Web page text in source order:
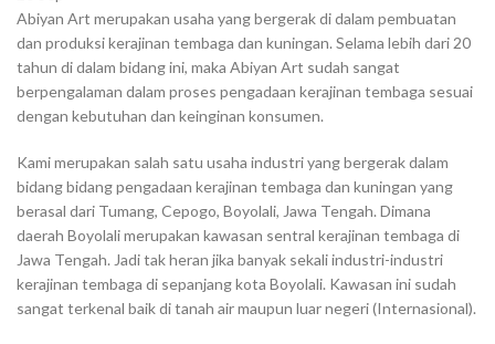
Abiyan Art merupakan usaha yang bergerak di dalam pembuatan
dan produksi kerajinan tembaga dan kuningan. Selama lebih dari 20
tahun di dalam bidang ini, maka Abiyan Art sudah sangat
berpengalaman dalam proses pengadaan kerajinan tembaga sesuai
dengan kebutuhan dan keinginan konsumen.
Kami merupakan salah satu usaha industri yang bergerak dalam
bidang bidang pengadaan kerajinan tembaga dan kuningan yang
berasal dari Tumang, Cepogo, Boyolali, Jawa Tengah. Dimana
daerah Boyolali merupakan kawasan sentral kerajinan tembaga di
Jawa Tengah. Jadi tak heran jika banyak sekali industri-industri
kerajinan tembaga di sepanjang kota Boyolali. Kawasan ini sudah
sangat terkenal baik di tanah air maupun luar negeri (Internasional).